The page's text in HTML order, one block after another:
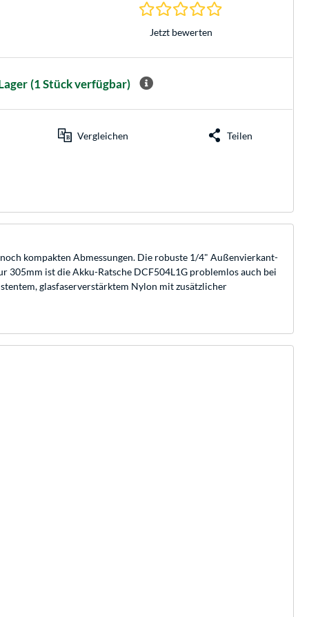
0.0 Sterne bei 0
Jetzt bewerten
(1 Stück verfügbar)
Vergleichen Teilen
kompakten Abmessungen. Die robuste 1/4" Außenvierkant-
305mm ist die Akku-Ratsche DCF504L1G problemlos auch bei
glasfaserverstärktem Nylon mit zusätzlicher